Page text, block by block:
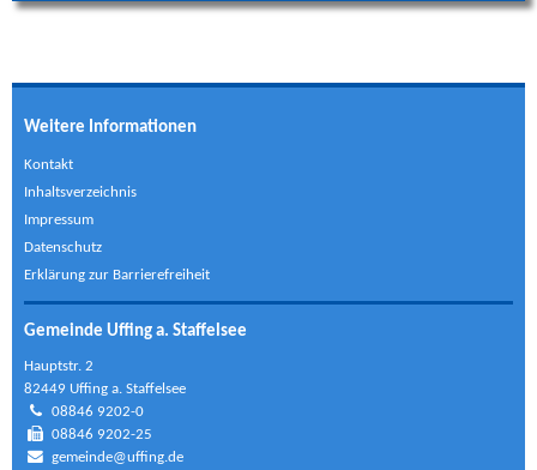
Weitere Informationen
Kontakt
Inhaltsverzeichnis
Impressum
Datenschutz
Erklärung zur Barrierefreiheit
Gemeinde Uffing a. Staffelsee
Hauptstr. 2
82449 Uffing a. Staffelsee
08846 9202-0
08846 9202-25
gemeinde@uffing.de